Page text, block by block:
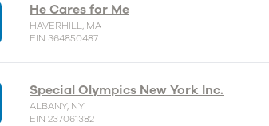
He Cares for Me
HAVERHILL, MA
EIN 364850487
Special Olympics New York Inc.
ALBANY, NY
EIN 237061382